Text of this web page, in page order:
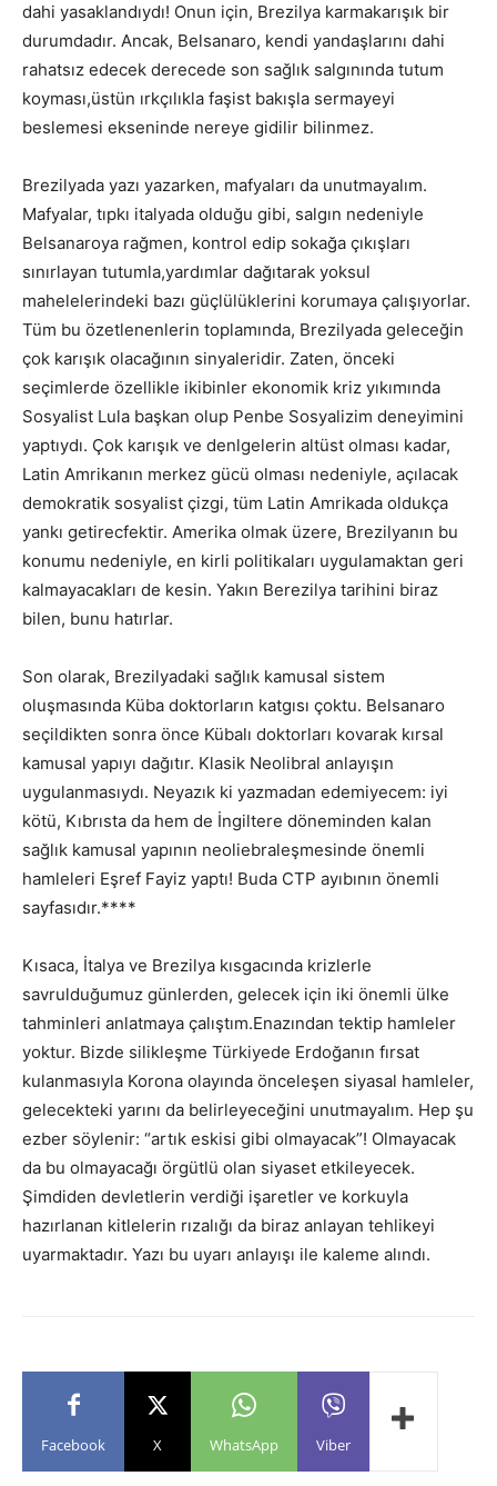
dahi yasaklandıydı! Onun için, Brezilya karmakarışık bir
durumdadır. Ancak, Belsanaro, kendi yandaşlarını dahi
rahatsız edecek derecede son sağlık salgınında tutum
koyması,üstün ırkçılıkla faşist bakışla sermayeyi
beslemesi ekseninde nereye gidilir bilinmez.
Brezilyada yazı yazarken, mafyaları da unutmayalım.
Mafyalar, tıpkı italyada olduğu gibi, salgın nedeniyle
Belsanaroya rağmen, kontrol edip sokağa çıkışları
sınırlayan tutumla,yardımlar dağıtarak yoksul
mahelelerindeki bazı güçlülüklerini korumaya çalışıyorlar.
Tüm bu özetlenenlerin toplamında, Brezilyada geleceğin
çok karışık olacağının sinyaleridir. Zaten, önceki
seçimlerde özellikle ikibinler ekonomik kriz yıkımında
Sosyalist Lula başkan olup Penbe Sosyalizim deneyimini
yaptıydı. Çok karışık ve denlgelerin altüst olması kadar,
Latin Amrikanın merkez gücü olması nedeniyle, açılacak
demokratik sosyalist çizgi, tüm Latin Amrikada oldukça
yankı getirecfektir. Amerika olmak üzere, Brezilyanın bu
konumu nedeniyle, en kirli politikaları uygulamaktan geri
kalmayacakları de kesin. Yakın Berezilya tarihini biraz
bilen, bunu hatırlar.
Son olarak, Brezilyadaki sağlık kamusal sistem
oluşmasında Küba doktorların katgısı çoktu. Belsanaro
seçildikten sonra önce Kübalı doktorları kovarak kırsal
kamusal yapıyı dağıtır. Klasik Neolibral anlayışın
uygulanmasıydı. Neyazık ki yazmadan edemiyecem: iyi
kötü, Kıbrısta da hem de İngiltere döneminden kalan
sağlık kamusal yapının neoliebraleşmesinde önemli
hamleleri Eşref Fayiz yaptı! Buda CTP ayıbının önemli
sayfasıdır.****
Kısaca, İtalya ve Brezilya kısgacında krizlerle
savrulduğumuz günlerden, gelecek için iki önemli ülke
tahminleri anlatmaya çalıştım.Enazından tektip hamleler
yoktur. Bizde silikleşme Türkiyede Erdoğanın fırsat
kulanmasıyla Korona olayında önceleşen siyasal hamleler,
gelecekteki yarını da belirleyeceğini unutmayalım. Hep şu
ezber söylenir: “artık eskisi gibi olmayacak”! Olmayacak
da bu olmayacağı örgütlü olan siyaset etkileyecek.
Şimdiden devletlerin verdiği işaretler ve korkuyla
hazırlanan kitlelerin rızalığı da biraz anlayan tehlikeyi
uyarmaktadır. Yazı bu uyarı anlayışı ile kaleme alındı.
Facebook X WhatsApp Viber